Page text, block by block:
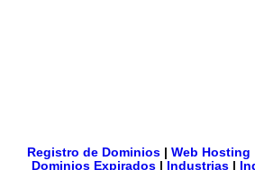
Registro de Dominios| Web Hosting
Dominios Expirados
Industrias